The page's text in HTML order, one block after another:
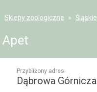
Sklepy zoologiczne Śląskie
Apet
Przybliżony adres:
Dąbrowa Górnicza